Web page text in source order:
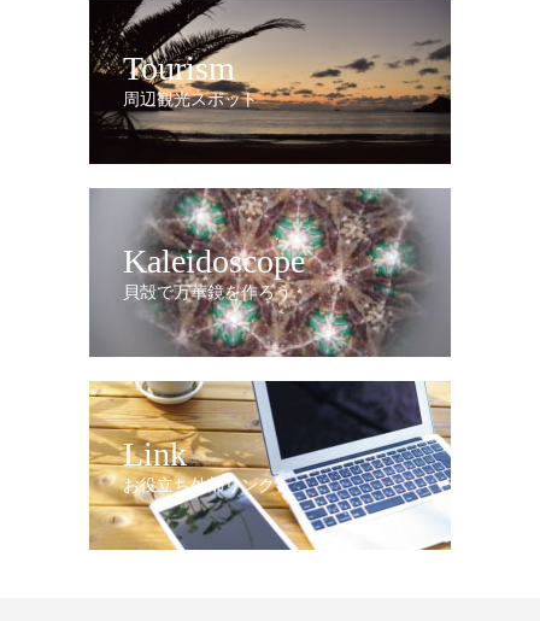
Tourism
周辺観光スポット
Kaleidoscope
貝殻で万華鏡を作ろう
Link
お役立ち外部リンク